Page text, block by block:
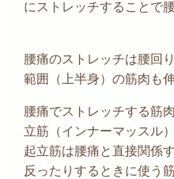
にストレッチすることで
腰痛のストレッチは腰回
範囲（上半身）の筋肉も
腰痛でストレッチする筋
立筋（インナーマッスル
起立筋は腰痛と直接関係
反ったりするときに使う